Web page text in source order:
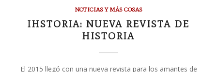
NOTICIAS Y MÁS COSAS
IHSTORIA: NUEVA REVISTA DE
HISTORIA
El 2015 llegó con una nueva revista para los amantes de